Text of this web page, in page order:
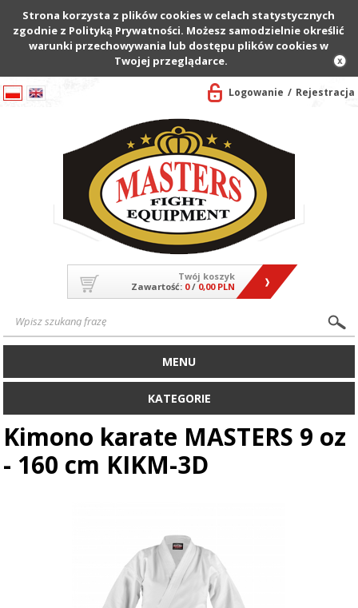
Strona korzysta z plików cookies w celach statystycznych
zgodnie z Polityką Prywatności. Możesz samodzielnie określić
warunki przechowywania lub dostępu plików cookies w
Twojej przeglądarce.
Logowanie Rejestracja
Twój koszyk
Zawartość: 0/ 0,00 PLN
MENU
KATEGORIE
Kimono karate MASTERS 9 oz
- 160 cm KIKM-3D